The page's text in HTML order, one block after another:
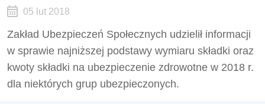
05 lut 2018
Zakład Ubezpieczeń Społecznych udzielił informacji
w sprawie najniższej podstawy wymiaru składki oraz
kwoty składki na ubezpieczenie zdrowotne w 2018 r.
dla niektórych grup ubezpieczonych.